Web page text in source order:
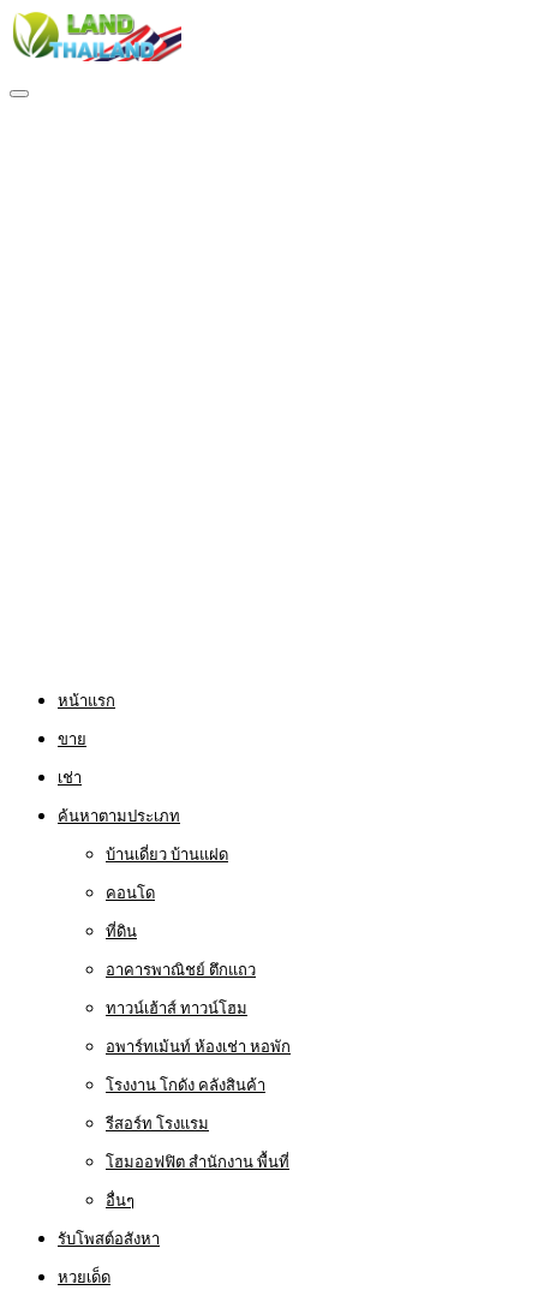
หน้าแรก
ขาย
เช่า
ค้นหาตามประเภท
บ้านเดี่ยว บ้านแฝด
คอนโด
ที่ดิน
อาคารพาณิชย์ ตึกแถว
ทาวน์เฮ้าส์ ทาวน์โฮม
อพาร์ทเม้นท์ ห้องเช่า หอพัก
โรงงาน โกดัง คลังสินค้า
รีสอร์ท โรงแรม
โฮมออฟฟิต สำนักงาน พื้นที่
อื่นๆ
รับโพสต์อสังหา
หวยเด็ด